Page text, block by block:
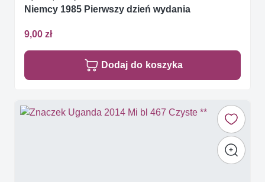
Niemcy 1985 Pierwszy dzień wydania
9,00 zł
Dodaj do koszyka